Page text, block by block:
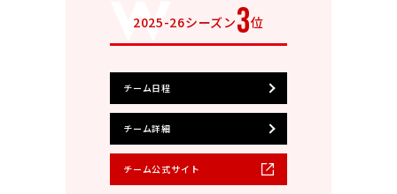
2025-26シーズン3位
チーム日程
チーム詳細
チーム公式サイト